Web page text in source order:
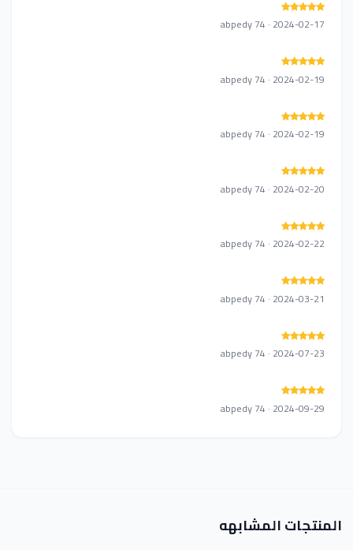
abpedy 74 · 2024-02-17
abpedy 74 · 2024-02-19
abpedy 74 · 2024-02-19
abpedy 74 · 2024-02-20
abpedy 74 · 2024-02-22
abpedy 74 · 2024-03-21
abpedy 74 · 2024-07-23
abpedy 74 · 2024-09-29
المنتجات المشابهه